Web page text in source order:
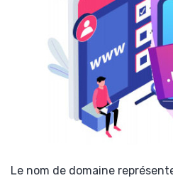
Le nom de domaine